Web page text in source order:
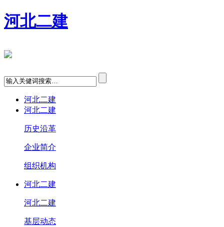
河北二建
河北二建
河北二建
历史沿革
企业简介
组织机构
河北二建
河北二建
基层动态